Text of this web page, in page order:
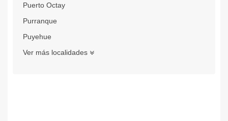
Puerto Octay
Purranque
Puyehue
Ver más localidades